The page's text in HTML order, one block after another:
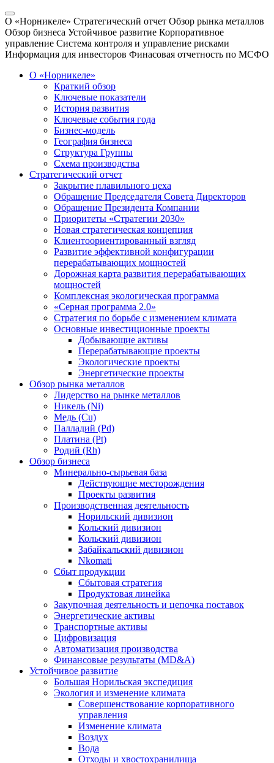
О «Норникеле» Стратегический отчет Обзор рынка металлов
Обзор бизнеса Устойчивое развитие Корпоративное
управление Система контроля и управление рисками
Информация для инвесторов Финасовая отчетность по МСФО
О «Норникеле»
Краткий обзор
Ключевые показатели
История развития
Ключевые события года
Бизнес-модель
География бизнеса
Структура Группы
Схема производства
Стратегический отчет
Закрытие плавильного цеха
Обращение Председателя Совета Директоров
Обращение Президента Компании
Приоритеты «Стратегии 2030»
Новая стратегическая концепция
Клиентоориентированный взгляд
Развитие эффективной конфигурации
перерабатывающих мощностей
Дорожная карта развития перерабатывающих
мощностей
Комплексная экологическая программа
«Серная программа 2.0»
Стратегия по борьбе с изменением климата
Основные инвестиционные проекты
Добывающие активы
Перерабатывающие проекты
Экологические проекты
Энергетические проекты
Обзор рынка металлов
Лидерство на рынке металлов
Никель (Ni)
Медь (Cu)
Палладий (Pd)
Платина (Pt)
Родий (Rh)
Обзор бизнеса
Минерально-сырьевая база
Действующие месторождения
Проекты развития
Производственная деятельность
Норильский дивизион
Кольский дивизион
Кольский дивизион
Забайкальский дивизион
Nkomati
Сбыт продукции
Сбытовая стратегия
Продуктовая линейка
Закупочная деятельность и цепочка поставок
Энергетические активы
Транспортные активы
Цифровизация
Автоматизация производства
Финансовые результаты (MD&A)
Устойчивое развитие
Большая Норильская экспедиция
Экология и изменение климата
Совершенствование корпоративного
управления
Изменение климата
Воздух
Вода
Отходы и хвостохранилища